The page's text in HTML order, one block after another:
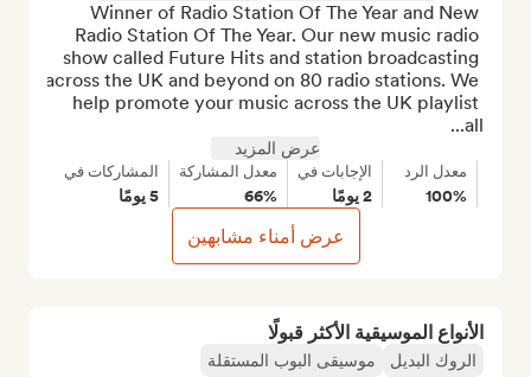
الأنواع الموسيقية الأكثر قبولًا
الروك البديل
موسيقى البوب المستقلة
Winner of Radio Station Of The Year and New
Radio Station Of The Year. Our new music radio
show called Future Hits and station broadcasting
across the UK and beyond on 80 radio stations. We
help promote your music across the UK playlist
all...
عرض المزيد
معدل الرد
100%
الإجابات في
2 يومًا
معدل المشاركة
66%
المشاركات في
5 يومًا
عرض أمناء مشابهين